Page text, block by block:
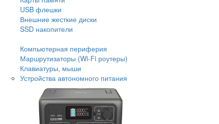
USB флешки
Внешние жесткие диски
SSD накопители
Компьютерная периферия
Маршрутизаторы (Wi-Fi роутеры)
Клавиатуры, мыши
Устройства автономного питания